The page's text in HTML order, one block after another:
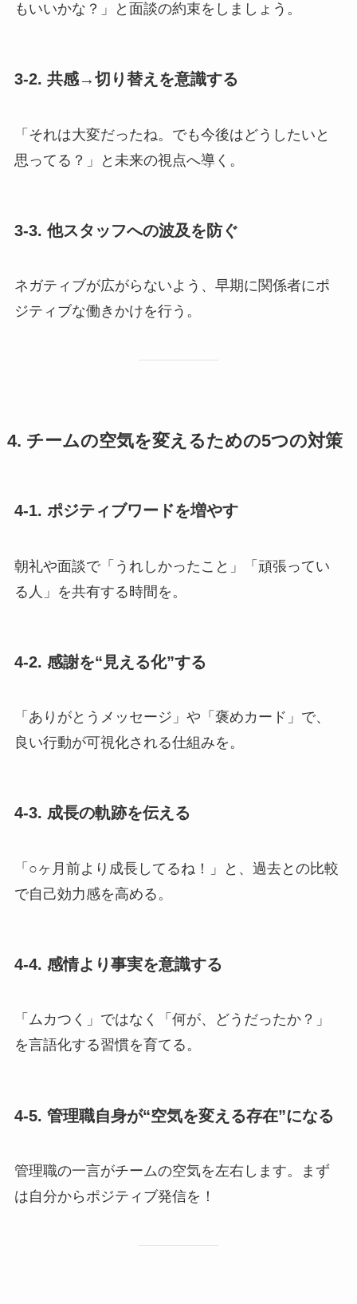
もいいかな？」と面談の約束をしましょう。
3-2. 共感→切り替えを意識する
「それは大変だったね。でも今後はどうしたいと
思ってる？」と未来の視点へ導く。
3-3. 他スタッフへの波及を防ぐ
ネガティブが広がらないよう、早期に関係者にポ
ジティブな働きかけを行う。
4. チームの空気を変えるための5つの対策
4-1. ポジティブワードを増やす
朝礼や面談で「うれしかったこと」「頑張ってい
る人」を共有する時間を。
4-2. 感謝を“見える化”する
「ありがとうメッセージ」や「褒めカード」で、
良い行動が可視化される仕組みを。
4-3. 成長の軌跡を伝える
「○ヶ月前より成長してるね！」と、過去との比較
で自己効力感を高める。
4-4. 感情より事実を意識する
「ムカつく」ではなく「何が、どうだったか？」
を言語化する習慣を育てる。
4-5. 管理職自身が“空気を変える存在”になる
管理職の一言がチームの空気を左右します。まず
は自分からポジティブ発信を！